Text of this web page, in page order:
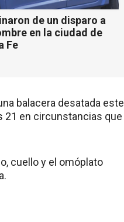
de un disparo a
en la ciudad de
Fe
balacera desatada este
21 en circunstancias que
cuello y el omóplato